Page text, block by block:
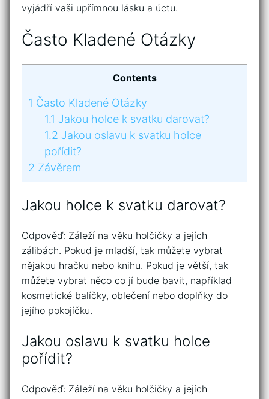
vyjádří vaši upřímnou lásku a úctu.
Často Kladené Otázky
Contents
1 Často Kladené Otázky
1.1 Jakou holce k svatku darovat?
1.2 Jakou oslavu k svatku holce
pořídit?
2 Závěrem
Jakou holce k svatku darovat?
Odpověď: Záleží na věku holčičky a jejích
zálibách. Pokud je mladší, tak můžete vybrat
nějakou hračku nebo knihu. Pokud je větší, tak
můžete vybrat něco co jí bude bavit, například
kosmetické balíčky, oblečení nebo doplňky do
jejího pokojíčku.
Jakou oslavu k svatku holce
pořídit?
Odpověď: Záleží na věku holčičky a jejích